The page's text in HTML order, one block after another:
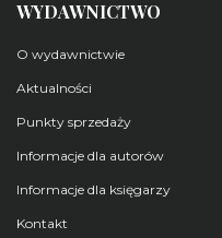
WYDAWNICTWO
O wydawnictwie
Aktualności
Punkty sprzedaży
Informacje dla autorów
Informacje dla księgarzy
Kontakt